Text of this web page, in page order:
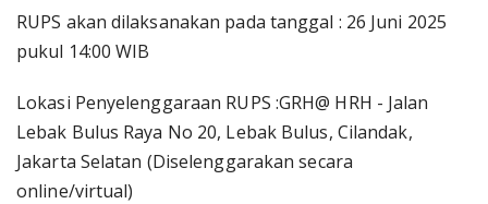
RUPS akan dilaksanakan pada tanggal : 26 Juni 2025
pukul 14:00 WIB
Lokasi Penyelenggaraan RUPS :GRH@ HRH - Jalan
Lebak Bulus Raya No 20, Lebak Bulus, Cilandak,
Jakarta Selatan (Diselenggarakan secara
online/virtual)